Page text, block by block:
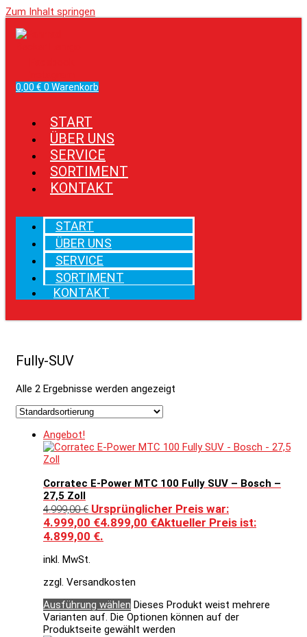
Zum Inhalt springen
0,00 € 0 Warenkorb
START
ÜBER UNS
SERVICE
SORTIMENT
KONTAKT
START
ÜBER UNS
SERVICE
SORTIMENT
KONTAKT
Fully-SUV
Alle 2 Ergebnisse werden angezeigt
Angebot!
Corratec E-Power MTC 100 Fully SUV – Bosch –
27,5 Zoll
4.999,00€ Ursprünglicher Preis war:
4.999,00 €4.899,00 €Aktueller Preis ist:
4.899,00 €.
inkl. MwSt.
zzgl. Versandkosten
Ausführung wählen Dieses Produkt weist mehrere
Varianten auf. Die Optionen können auf der
Produktseite gewählt werden